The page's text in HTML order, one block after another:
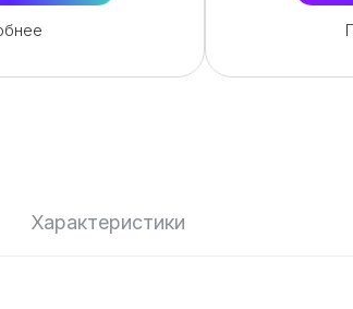
Характеристики